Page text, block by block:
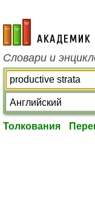
academic.ru
Словари и
Толкования